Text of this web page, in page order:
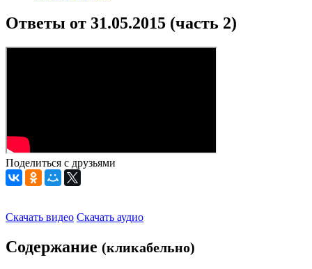
Ответы от 31.05.2015 (часть 2)
Поделиться с друзьями
Скачать видео Скачать аудио
Содержание (кликабельно)